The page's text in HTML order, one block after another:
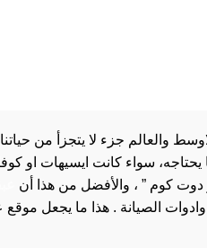
والعالم جزء لا يتجزأ من
يحتاجه، سواء كانت ايسيهات او
دوت كوم ” ، والأفضل من هذا أن